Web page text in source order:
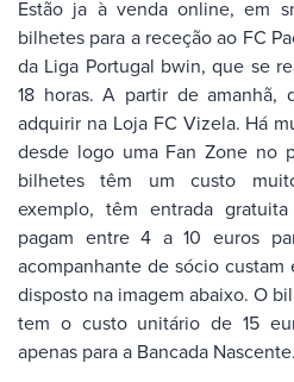
Estão ja à venda online, em
bilhetes para a receção ao FC
da Liga Portugal bwin, que se
18 horas. A partir de amanhã,
adquirir na Loja FC Vizela. Há
desde logo uma Fan Zone no
bilhetes têm um custo
exemplo, têm entrada
pagam entre 4 a 10 euros
acompanhante de sócio
disposto na imagem abaixo. O
tem o custo unitário de 15
apenas para a Bancada Nascente.